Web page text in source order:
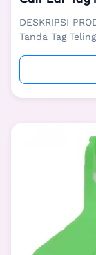
DESKRIPSI
Tanda Tag
Sapi/Yak/
tas/karton